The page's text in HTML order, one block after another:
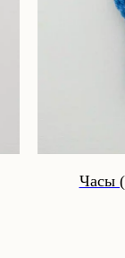
Часы